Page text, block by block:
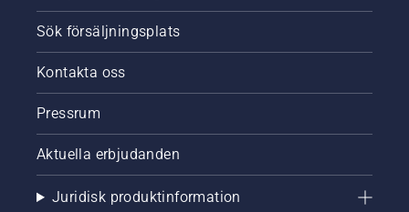
Sök försäljningsplats
Kontakta oss
Pressrum
Aktuella erbjudanden
Juridisk produktinformation